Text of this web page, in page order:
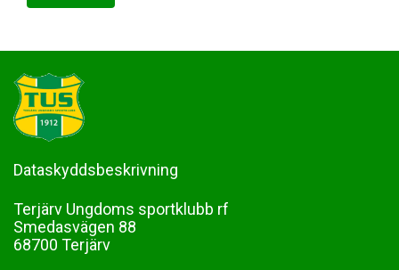
Dataskyddsbeskrivning
Terjärv Ungdoms sportklubb rf
Smedasvägen 88
68700 Terjärv